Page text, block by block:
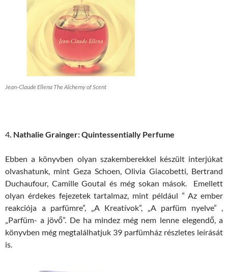
Jean-Claude Ellena The Alchemy of Scent
4. Nathalie Grainger: Quintessentially Perfume
Ebben a könyvben olyan szakemberekkel készült interjúkat
olvashatunk, mint Geza Schoen, Olivia Giacobetti, Bertrand
Duchaufour, Camille Goutal és még sokan mások. Emellett
olyan érdekes fejezetek tartalmaz, mint például ” Az ember
reakciója a parfümre”, „A Kreatívok”, „A parfüm nyelve” ,
„Parfüm- a jövő”. De ha mindez még nem lenne elegendő, a
könyvben még megtalálhatjuk 39 parfümház részletes leírását
is.